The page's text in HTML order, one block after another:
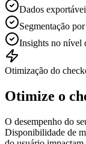
Dados
Segmentação
Insights no nível
Otimização do
Otimize o
O desempenho do
Disponibilidade de